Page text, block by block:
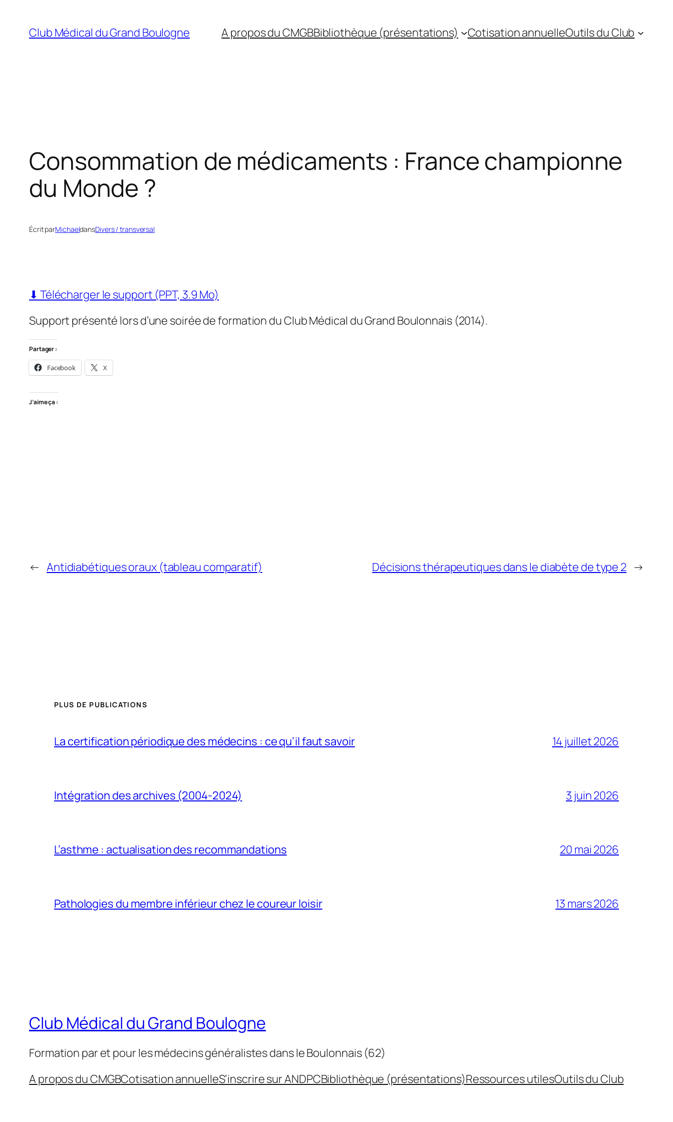
contenu
Club Médical du Grand Boulogne A propos du CMGBBibliothèque (présentations) Cotisation annuelleOutils du Club
Consommation de médicaments : France championne
du Monde ?
Écrit parMichaeldansDivers / transversal
⬇ Télécharger le support (PPT, 3.9 Mo)
Support présenté lors d’une soirée de formation du Club Médical du Grand Boulonnais (2014).
Partager :
Facebook X
J’aime ça :
← Antidiabétiques oraux (tableau comparatif) Décisions thérapeutiques dans le diabète de type 2 →
PLUS DE PUBLICATIONS
La certification périodique des médecins : ce qu’il faut savoir 14 juillet 2026
Intégration des archives (2004-2024) 3 juin 2026
L’asthme : actualisation des recommandations 20 mai 2026
Pathologies du membre inférieur chez le coureur loisir 13 mars 2026
Club Médical du Grand Boulogne
Formation par et pour les médecins généralistes dans le Boulonnais (62)
A propos du CMGBCotisation annuelleS’inscrire sur ANDPCBibliothèque (présentations)Ressources utilesOutils du Club